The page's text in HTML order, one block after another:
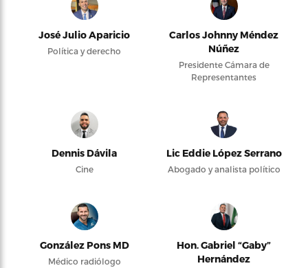
José Julio Aparicio
Política y derecho
Carlos Johnny Méndez
Núñez
Presidente Cámara de
Representantes
Dennis Dávila
Cine
Lic Eddie López Serrano
Abogado y analista político
González Pons MD
Médico radiólogo
Hon. Gabriel “Gaby”
Hernández